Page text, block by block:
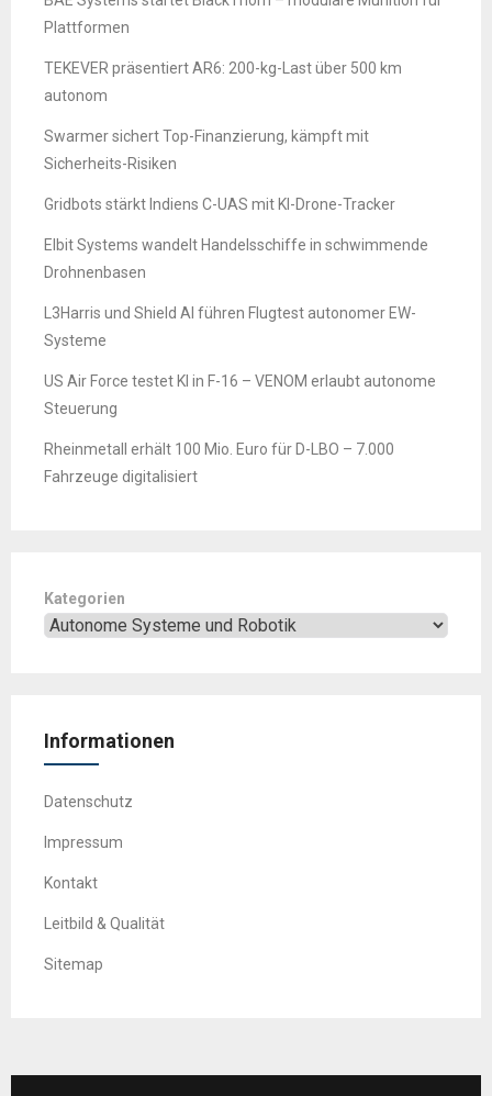
Plattformen
TEKEVER präsentiert AR6: 200-kg-Last über 500 km
autonom
Swarmer sichert Top-Finanzierung, kämpft mit
Sicherheits-Risiken
Gridbots stärkt Indiens C-UAS mit KI-Drone-Tracker
Elbit Systems wandelt Handelsschiffe in schwimmende
Drohnenbasen
L3Harris und Shield AI führen Flugtest autonomer EW-
Systeme
US Air Force testet KI in F-16 – VENOM erlaubt autonome
Steuerung
Rheinmetall erhält 100 Mio. Euro für D-LBO – 7.000
Fahrzeuge digitalisiert
Kategorien
Informationen
Datenschutz
Impressum
Kontakt
Leitbild & Qualität
Sitemap